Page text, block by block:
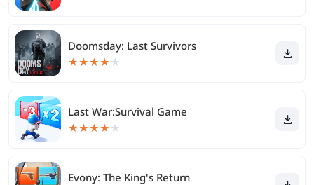
Doomsday: Last Survivors
★★★★ ★
Last War:Survival Game
★★★★ ★
Evony: The King's Return